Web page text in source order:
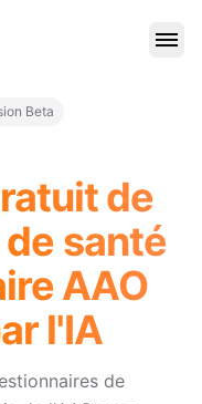
Beta
de
santé
AAO
l'IA
de